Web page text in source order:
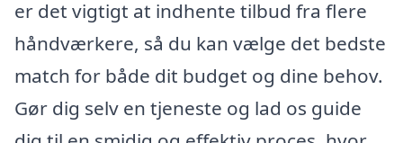
er det vigtigt at indhente tilbud fra flere
håndværkere, så du kan vælge det bedste
match for både dit budget og dine behov.
Gør dig selv en tjeneste og lad os guide